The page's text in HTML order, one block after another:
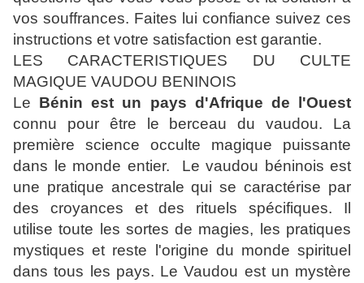
vos souffrances. Faites lui confiance suivez ces
instructions et votre satisfaction est garantie.
LES CARACTERISTIQUES DU CULTE
MAGIQUE VAUDOU BENINOIS
Le Bénin est un pays d'Afrique de l'Ouest
connu pour être le berceau du vaudou. La
première science occulte magique puissante
dans le monde entier. Le vaudou béninois est
une pratique ancestrale qui se caractérise par
des croyances et des rituels spécifiques. Il
utilise toute les sortes de magies, les pratiques
mystiques et reste l'origine du monde spirituel
dans tous les pays. Le Vaudou est un mystère